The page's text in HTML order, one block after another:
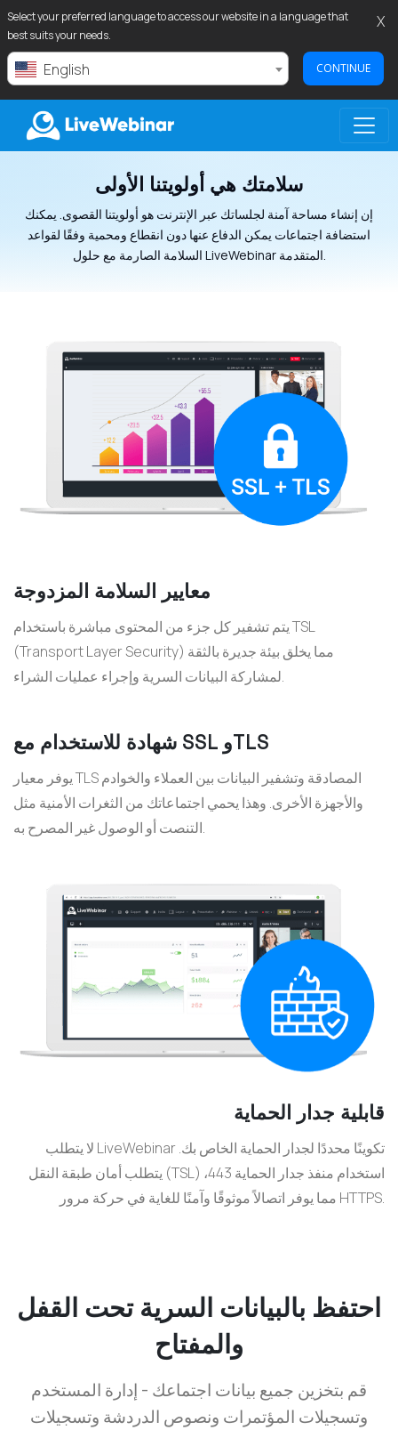
Select your preferred language to access our website in a language that
best suits your needs.
English CONTINUE
X
LIVEWEBINAR.COM
سلامتك هي أولويتنا الأولى
إن إنشاء مساحة آمنة لجلساتك عبر الإنترنت هو أولويتنا القصوى. يمكنك
استضافة اجتماعات يمكن الدفاع عنها دون انقطاع ومحمية وفقًا لقواعد
السلامة الصارمة مع حلول LiveWebinar المتقدمة.
معايير السلامة المزدوجة
يتم تشفير كل جزء من المحتوى مباشرة باستخدام TSL
(Transport Layer Security) مما يخلق بيئة جديرة بالثقة
لمشاركة البيانات السرية وإجراء عمليات الشراء.
شهادة للاستخدام مع SSL وTLS
يوفر معيار TLS المصادقة وتشفير البيانات بين العملاء والخوادم
والأجهزة الأخرى. وهذا يحمي اجتماعاتك من الثغرات الأمنية مثل
التنصت أو الوصول غير المصرح به.
قابلية جدار الحماية
لا يتطلب LiveWebinar تكوينًا محددًا لجدار الحماية الخاص بك.
يتطلب أمان طبقة النقل (TSL) استخدام منفذ جدار الحماية 443،
مما يوفر اتصالاً موثوقًا وآمنًا للغاية في حركة مرور HTTPS.
احتفظ بالبيانات السرية تحت القفل
والمفتاح
قم بتخزين جميع بيانات اجتماعك - إدارة المستخدم
وتسجيلات المؤتمرات ونصوص الدردشة وتسجيلات